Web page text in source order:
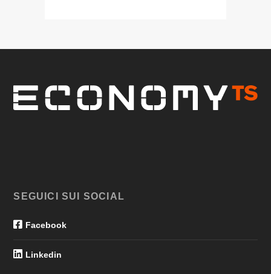
SEGUICI SUI SOCIAL
Facebook
Linkedin